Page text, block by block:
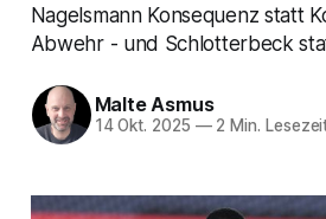
Nagelsmann Konsequenz statt
Abwehr - und Schlotterbeck
Malte Asmus
14 Okt. 2025 —2 Min.